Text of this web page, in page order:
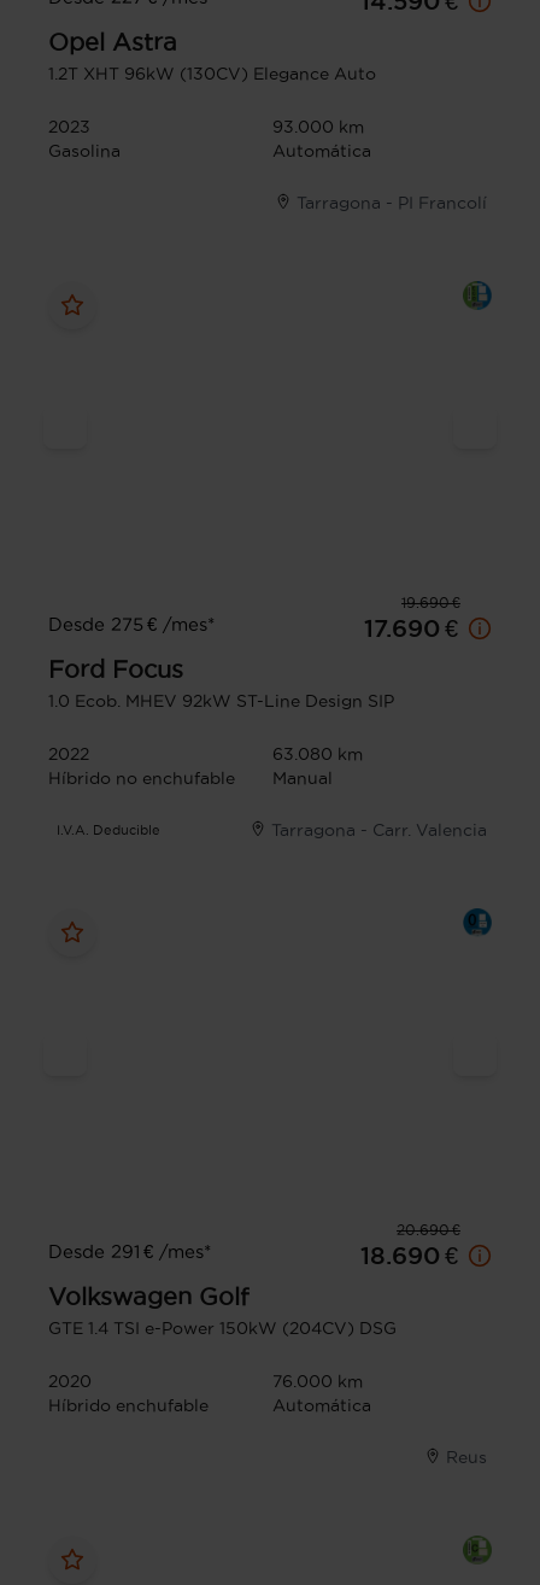
Opel Astra
1.2T XHT 96kW (130CV) Elegance Auto
2023
93.000 km
Gasolina
Automática
Tarragona - PI Francolí
19.690 €
Desde 275 € /mes*
17.690 €
Ford Focus
1.0 Ecob. MHEV 92kW ST-Line Design SIP
2022
63.080 km
Híbrido no enchufable
Manual
I.V.A. Deducible Tarragona - Carr. Valencia
20.690 €
Desde 291 € /mes*
18.690 €
Volkswagen Golf
GTE 1.4 TSI e-Power 150kW (204CV) DSG
2020
76.000 km
Híbrido enchufable
Automática
Reus